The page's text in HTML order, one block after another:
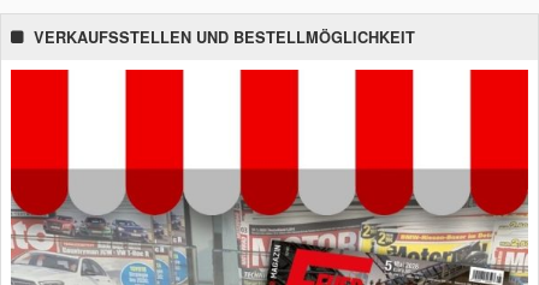
VERKAUFSSTELLEN UND BESTELLMÖGLICHKEIT